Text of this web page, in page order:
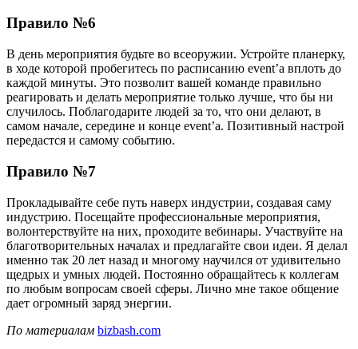
Правило №6
В день мероприятия будьте во всеоружии. Устройте планерку,
в ходе которой пробегитесь по расписанию event’а вплоть до
каждой минуты. Это позволит вашей команде правильно
реагировать и делать мероприятие только лучше, что бы ни
случилось. Поблагодарите людей за то, что они делают, в
самом начале, середине и конце event’а. Позитивный настрой
передастся и самому событию.
Правило №7
Прокладывайте себе путь наверх индустрии, создавая саму
индустрию. Посещайте профессиональные мероприятия,
волонтерствуйте на них, проходите вебинары. Участвуйте на
благотворительных началах и предлагайте свои идеи. Я делал
именно так 20 лет назад и многому научился от удивительно
щедрых и умных людей. Постоянно обращайтесь к коллегам
по любым вопросам своей сферы. Лично мне такое общение
дает огромный заряд энергии.
По материалам bizbash.com